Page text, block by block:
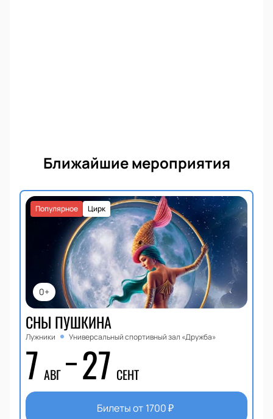
Ближайшие мероприятия
0+
Цирк
Популярное
СНЫ ПУШКИНА
Лужники Универсальный спортивный зал «Дружба»
7 АВГ 27 СЕНТ
Билеты от 1700₽